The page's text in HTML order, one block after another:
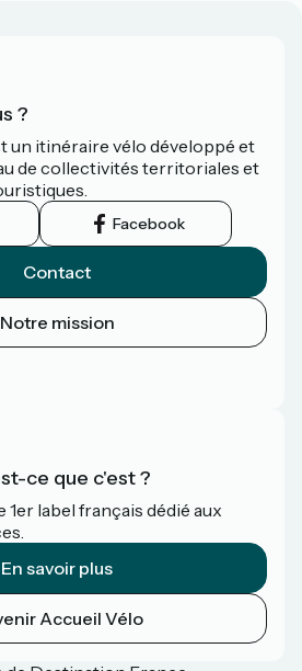
?
un itinéraire vélo développé et
de collectivités territoriales et
Facebook
Contact
Notre mission
ce que c'est ?
1er label français dédié aux
En savoir plus
Accueil Vélo